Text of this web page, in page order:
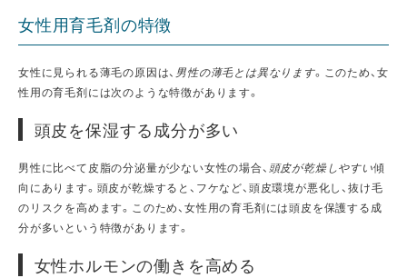
女性用育毛剤の特徴
女性に見られる薄毛の原因は、 男性の薄毛とは異なります。このため、女
性用の育毛剤には次のような特徴があります。
頭皮を保湿する成分が多い
男性に比べて皮脂の分泌量が少ない女性の場合、頭皮が乾燥しやすい傾
向にあります。頭皮が乾燥すると、フケなど、頭皮環境が悪化し、抜け毛
のリスクを高めます。このため、女性用の育毛剤には頭皮を保護する成
分が多いという特徴があります。
女性ホルモンの働きを高める